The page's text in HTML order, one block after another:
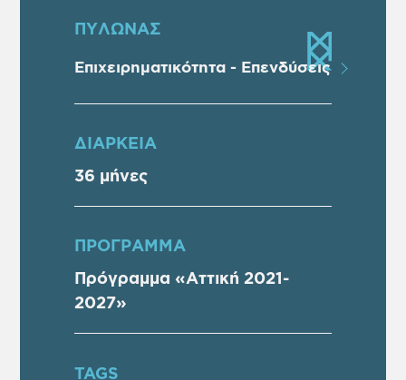
ΠΥΛΩΝΑΣ
Επιχειρηματικότητα - Επενδύσεις
ΔΙΑΡΚΕΙΑ
36 μήνες
ΠΡOΓΡΑΜΜΑ
Πρόγραμμα «Αττική 2021-
2027»
TAGS